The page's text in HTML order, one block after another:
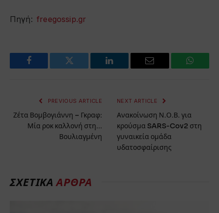
Πηγή:freegossip.gr
Facebook Twitter LinkedIn Email
PREVIOUS ARTICLE
Ζέτα Βομβογιάννη – Γκραφ:
Μία ροκ καλλονή στη…
Βουλιαγμένη
NEXT ARTICLE
Ανακοίνωση Ν.Ο.Β. για
κρούσμα SARS-Cov2 στη
γυναικεία ομάδα
υδατοσφαίρισης
ΣΧΕΤΙΚΆΆΡΘΡΑ